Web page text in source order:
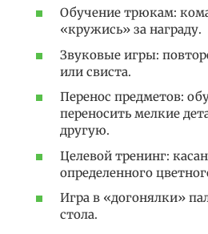
Обучение трюкам:
«кружись» за награду.
Звуковые игры:
или свиста.
Перенос предметов:
переносить мелкие
другую.
Целевой тренинг:
определенного
Игра в «догонялки»
стола.